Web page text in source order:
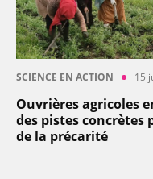
SCIENCE EN ACTION 15
Ouvrières agricoles
des pistes concrètes
de la précarité